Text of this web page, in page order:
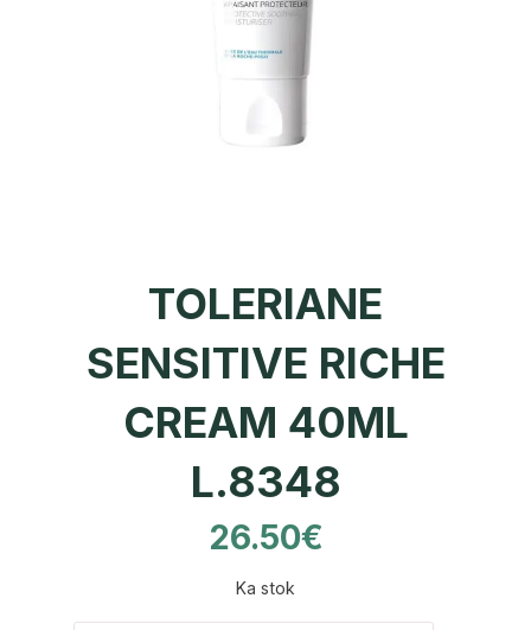
TOLERIANE
SENSITIVE RICHE
CREAM 40ML
L.8348
26.50€
Ka stok